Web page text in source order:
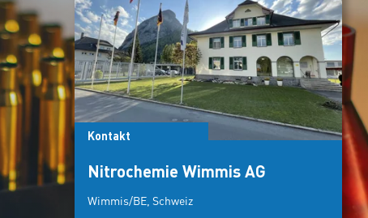
Kontakt
Nitrochemie Wimmis AG
Wimmis/BE, Schweiz